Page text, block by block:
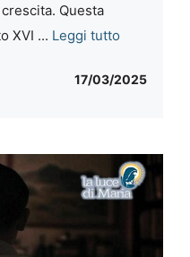
Questa
XVI ... Leggi tutto
17/03/2025